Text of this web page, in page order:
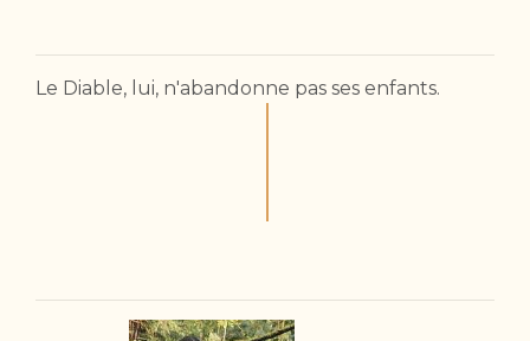
Le Diable, lui, n'abandonne pas ses enfants.